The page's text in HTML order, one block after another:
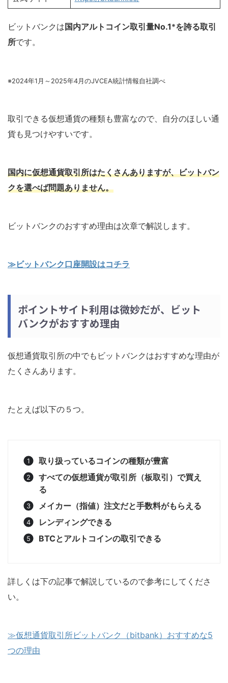
ビットバンクは 国内アルトコイン取引量No.1 ※を誇る取引
所です。
※2024年1月～2025年4月のJVCEA統計情報自社調べ
取引できる仮想通貨の種類も豊富なので、自分のほしい通
貨も見つけやすいです。
国内に仮想通貨取引所はたくさんありますが、ビットバン
クを選べば問題ありません。
ビットバンクのおすすめ理由は次章で解説します。
≫ビットバンク口座開設はコチラ
ポイントサイト利用は微妙だが、ビット
バンクがおすすめ理由
仮想通貨取引所の中でもビットバンクはおすすめな理由が
たくさんあります。
たとえば以下の５つ。
取り扱っているコインの種類が豊富
すべての仮想通貨が取引所（板取引）で買え
る
メイカー（指値）注文だと手数料がもらえる
レンディングできる
BTCとアルトコインの取引できる
詳しくは下の記事で解説しているので参考にしてくださ
い。
≫仮想通貨取引所ビットバンク（bitbank）おすすめな5
つの理由